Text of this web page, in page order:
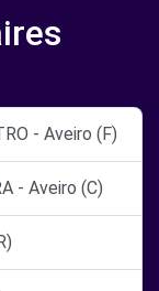
- Aveiro (F)
- Aveiro (C)